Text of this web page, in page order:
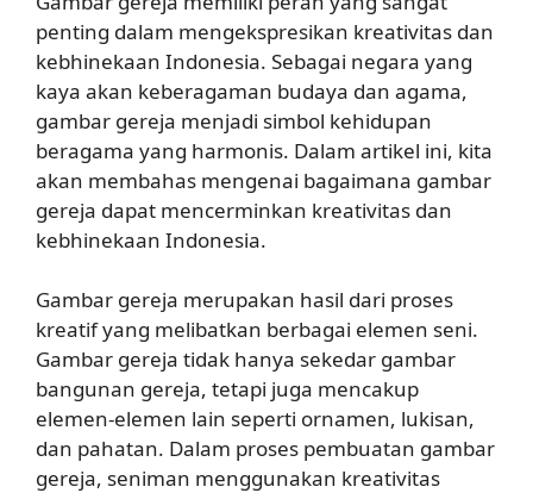
penting dalam mengekspresikan kreativitas dan
kebhinekaan Indonesia. Sebagai negara yang
kaya akan keberagaman budaya dan agama,
gambar gereja menjadi simbol kehidupan
beragama yang harmonis. Dalam artikel ini, kita
akan membahas mengenai bagaimana gambar
gereja dapat mencerminkan kreativitas dan
kebhinekaan Indonesia.
Gambar gereja merupakan hasil dari proses
kreatif yang melibatkan berbagai elemen seni.
Gambar gereja tidak hanya sekedar gambar
bangunan gereja, tetapi juga mencakup
elemen-elemen lain seperti ornamen, lukisan,
dan pahatan. Dalam proses pembuatan gambar
gereja, seniman menggunakan kreativitas